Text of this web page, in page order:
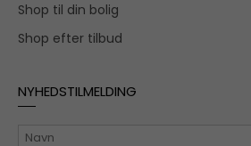
Shop til din bolig
Shop efter tilbud
NYHEDSTILMELDING